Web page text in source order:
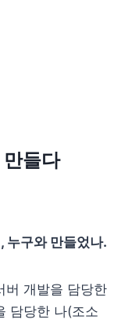
만들다
누구와 만들었나.
버 개발을 담당한
담당한 나(조소